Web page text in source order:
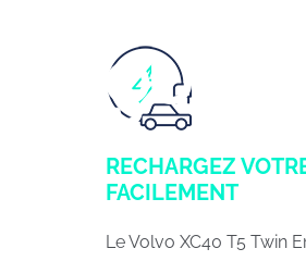
RECHARGEZ
FACILEMENT
Le Volvo XC40 T5 Twin